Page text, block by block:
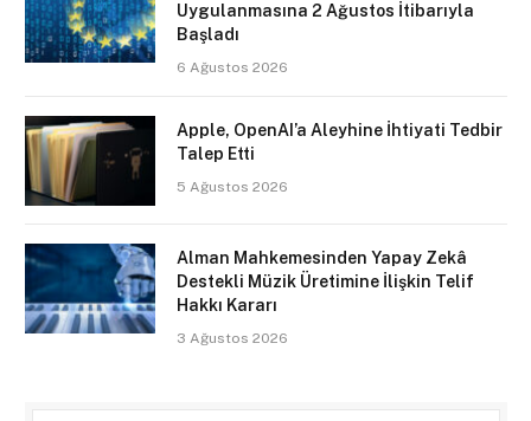
Uygulanmasına 2 Ağustos İtibarıyla
Başladı
6 Ağustos 2026
Apple, OpenAI’a Aleyhine İhtiyati Tedbir
Talep Etti
5 Ağustos 2026
Alman Mahkemesinden Yapay Zekâ
Destekli Müzik Üretimine İlişkin Telif
Hakkı Kararı
3 Ağustos 2026